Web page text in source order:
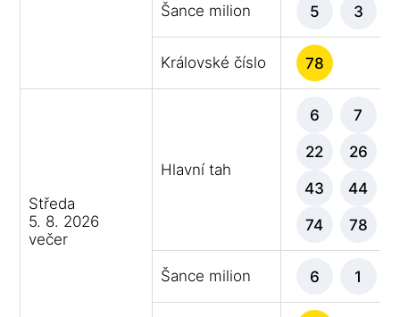
Šance milion 5 3
Královské číslo 78
Středa
5. 8. 2026
večer
Hlavní tah
6 7
22 26
43 44
74 78
Šance milion 6 1